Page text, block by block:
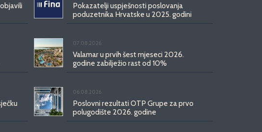
Pokazatelji uspješnosti poslovanja
poduzetnika Hrvatske u 2025. godini
07.08.2026.
Valamar u prvih šest mjeseci 2026.
godine zabilježio rast od 10%
06.08.2026.
Poslovni rezultati OTP Grupe za prvo
polugodište 2026. godine